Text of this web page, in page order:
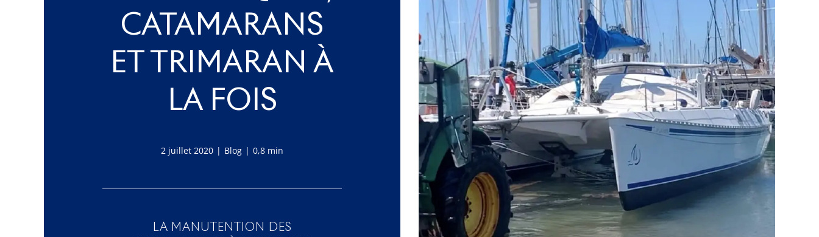
CATAMARANS
ET TRIMARAN À
LA FOIS
2 juillet 2020 | Blog | 0,8 min
LA MANUTENTION DES